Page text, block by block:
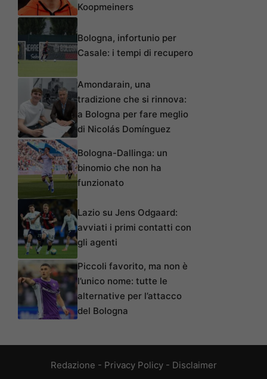
Koopmeiners
Bologna, infortunio per
Casale: i tempi di recupero
Amondarain, una
tradizione che si rinnova:
a Bologna per fare meglio
di Nicolás Domínguez
Bologna-Dallinga: un
binomio che non ha
funzionato
Lazio su Jens Odgaard:
avviati i primi contatti con
gli agenti
Piccoli favorito, ma non è
l’unico nome: tutte le
alternative per l’attacco
del Bologna
Redazione - Privacy Policy- Disclaimer